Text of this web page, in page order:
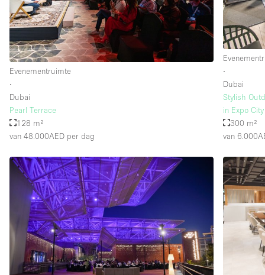
Evenementruimte
∙
Dubai
Pearl Terrace
128 m²
van 48.000AED per dag
∙
Dubai
Stylish
in Expo
300 m²
van